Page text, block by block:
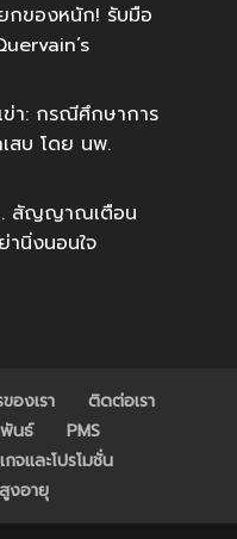
กของหนัก! รับมือ
เข่า: กรณีศึกษาการ
เสบ โดย นพ.
. สัญญาณเตือน
นิ่งนอนใจ
องเรา
ติดต่อเรา
พันธ์
PMS
จและโปรโมชั่น
งอายุ